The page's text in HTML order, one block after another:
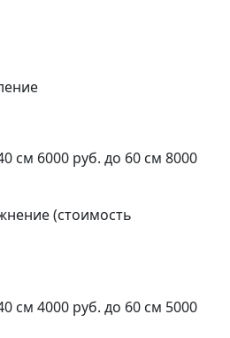
см 6000 руб. до 60 см 8000
(стоимость
см 4000 руб. до 60 см 5000